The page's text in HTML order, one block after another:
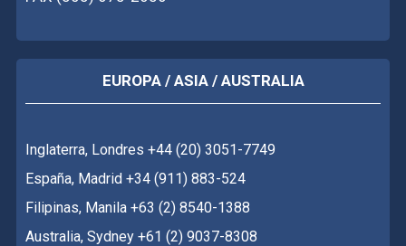
EUROPA / ASIA / AUSTRALIA
Inglaterra, Londres +44 (20) 3051-7749
España, Madrid +34 (911) 883-524
Filipinas, Manila +63 (2) 8540-1388
Australia, Sydney +61 (2) 9037-8308